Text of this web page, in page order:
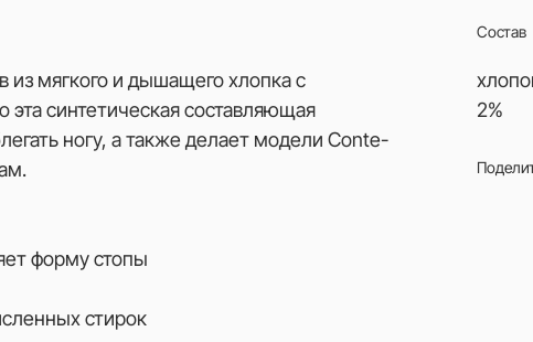
из мягкого и дышащего хлопка с
синтетическая составляющая
ногу, а также делает модели Сonte-
форму стопы
стирок
Состав
2%